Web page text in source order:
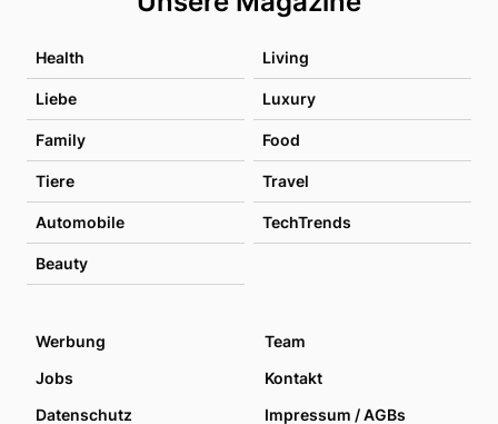
Health Living
Liebe Luxury
Family Food
Tiere Travel
Automobile TechTrends
Beauty
Werbung
Team
Jobs
Kontakt
Datenschutz
Impressum / AGBs